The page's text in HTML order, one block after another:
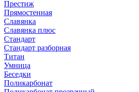
Престиж
Прямостенная
Славянка
Славянка плюс
Стандарт
Стандарт разборная
Титан
Умница
Беседки
Поликарбонат